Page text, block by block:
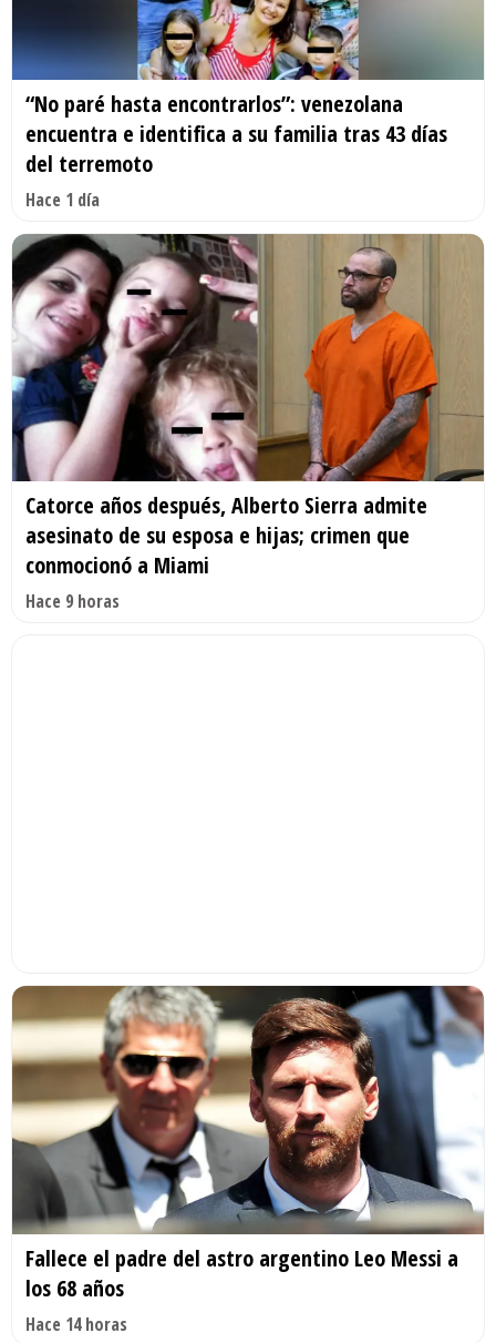
“No paré hasta encontrarlos”: venezolana
encuentra e identifica a su familia tras 43 días
del terremoto
Hace 1 día
Catorce años después, Alberto Sierra admite
asesinato de su esposa e hijas; crimen que
conmocionó a Miami
Hace 9 horas
Fallece el padre del astro argentino Leo Messi a
los 68 años
Hace 14 horas